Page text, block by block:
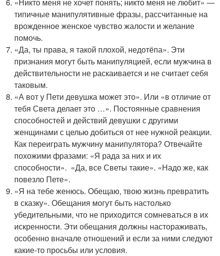
типичные манипулятивные фразы, рассчитанные на
врожденное женское чувство жалости и желание
помочь.
«Да, ты права, я такой плохой, недотёпа». Эти
признания могут быть манипуляцией, если мужчина в
действительности не раскаивается и не считает себя
таковым.
«А вот у Пети девушка может это». Или «в отличие от
тебя Света делает это …». Постоянные сравнения
способностей и действий девушки с другими
женщинами с целью добиться от нее нужной реакции.
Как переиграть мужчину манипулятора? Отвечайте
похожими фразами: «Я рада за них и их
способности». «Да, все Светы такие». «Надо же, как
повезло Пете».
«Я на тебе женюсь. Обещаю, твою жизнь превратить
в сказку». Обещания могут быть настолько
убедительными, что не приходится сомневаться в их
искренности. Эти обещания должны настораживать,
особенно вначале отношений и если за ними следуют
какие-то просьбы или условия.